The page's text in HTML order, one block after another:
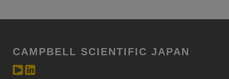
CAMPBELL SCIENTIFIC JAPAN